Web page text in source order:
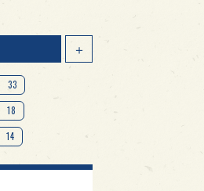
＋
33
18
14
13